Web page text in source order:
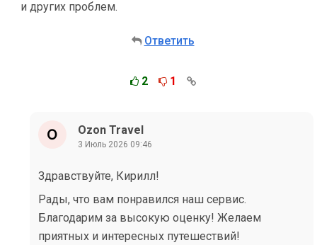
и других проблем.
Ответить
2 1
Ozon Travel
3 Июль 2026 09:46
Здравствуйте, Кирилл!
Рады, что вам понравился наш сервис.
Благодарим за высокую оценку! Желаем
приятных и интересных путешествий!